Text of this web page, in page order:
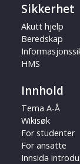
Sikkerhet
Akutt hjelp
Beredskap
HMS
Innhold
Tema A-Å
Wikisøk
For studenter
For ansatte
Innsida